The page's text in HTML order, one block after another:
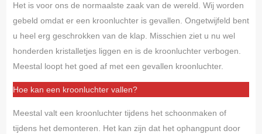
Het is voor ons de normaalste zaak van de wereld. Wij worden
gebeld omdat er een kroonluchter is gevallen. Ongetwijfeld bent
u heel erg geschrokken van de klap. Misschien ziet u nu wel
honderden kristalletjes liggen en is de kroonluchter verbogen.
Meestal loopt het goed af met een gevallen kroonluchter.
Hoe kan een kroonluchter vallen?
Meestal valt een kroonluchter tijdens het schoonmaken of
tijdens het demonteren. Het kan zijn dat het ophangpunt door